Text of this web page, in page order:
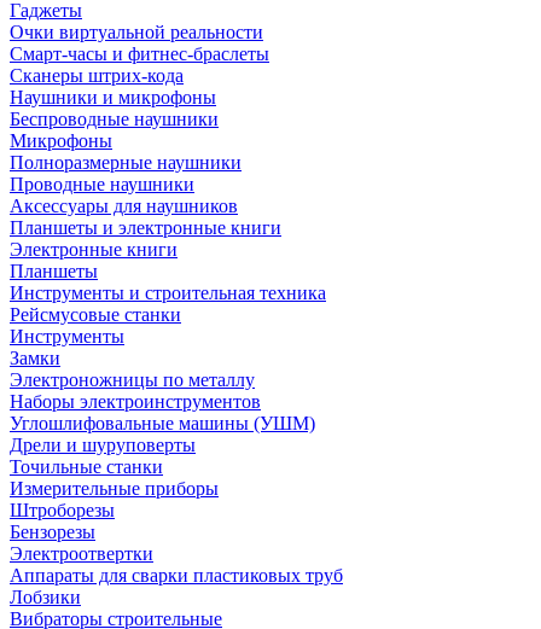
Гаджеты
Очки виртуальной реальности
Смарт-часы и фитнес-браслеты
Сканеры штрих-кода
Наушники и микрофоны
Беспроводные наушники
Микрофоны
Полноразмерные наушники
Проводные наушники
Аксессуары для наушников
Планшеты и электронные книги
Электронные книги
Планшеты
Инструменты и строительная техника
Рейсмусовые станки
Инструменты
Замки
Электроножницы по металлу
Наборы электроинструментов
Углошлифовальные машины (УШМ)
Дрели и шуруповерты
Точильные станки
Измерительные приборы
Штроборезы
Бензорезы
Электроотвертки
Аппараты для сварки пластиковых труб
Лобзики
Вибраторы строительные